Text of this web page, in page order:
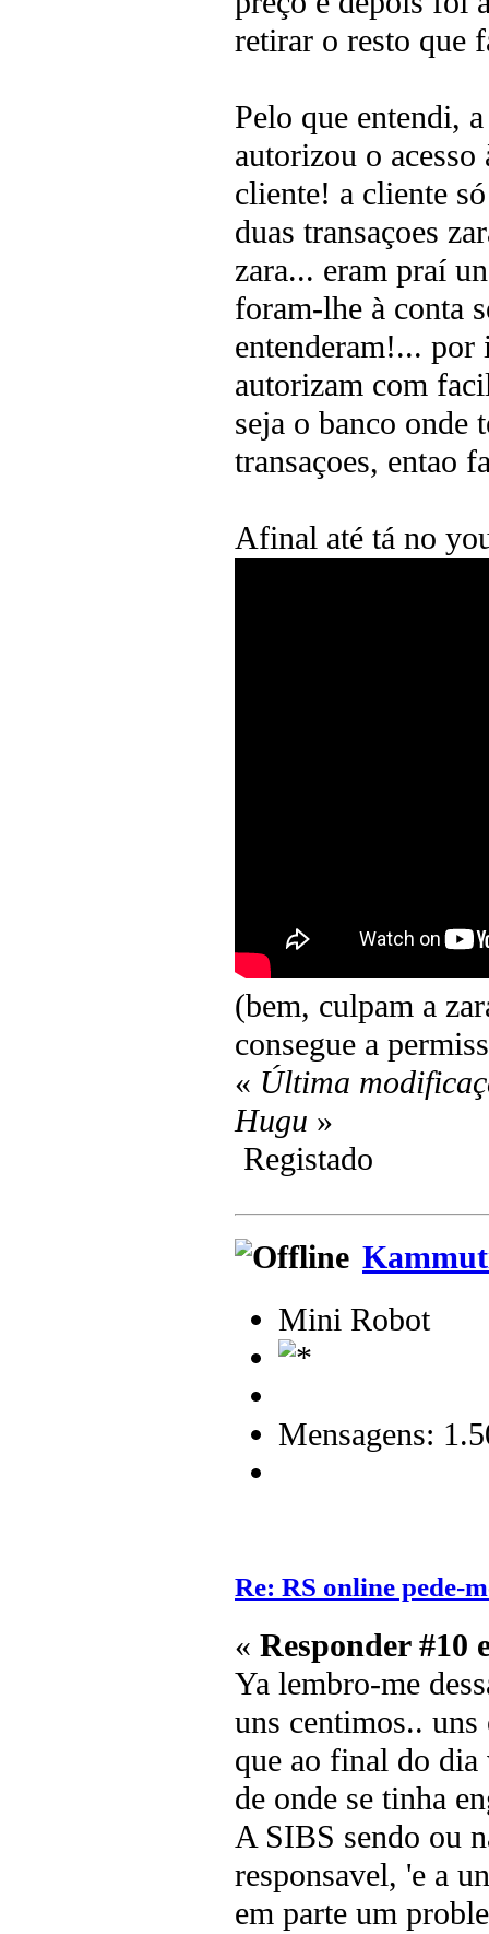
retirar o resto que
Pelo que entendi,
autorizou o
cliente! a cliente
duas transaçoes
zara... eram praí
foram-lhe à conta
entenderam!... por
autorizam com
seja o banco onde
transaçoes, entao
Afinal até tá no
(bem, culpam a
consegue a
« Última
Hugu »
Registado
Mini Robot
Mensagens:
Re: RS online pede-
« Responder #10
Ya lembro-me
uns centimos..
que ao final do
de onde se tinha
A SIBS sendo ou
responsavel, 'e a
em parte um